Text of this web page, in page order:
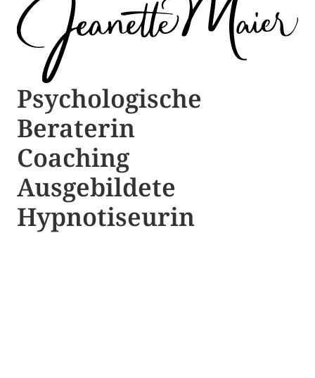
Psychologische ​​
Beraterin
Coaching
Ausgebildete​ ​
Hypnotiseurin